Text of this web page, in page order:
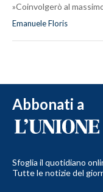
»Coinvolgerò al
Emanuele Floris
Abbonati a
Sfoglia il quotidiano
Tutte le notizie del